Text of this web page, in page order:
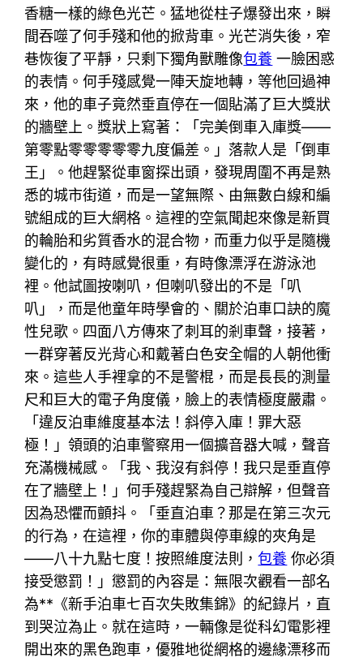
香糖一樣的綠色光芒。猛地從柱子爆發出來，瞬
間吞噬了何手殘和他的掀背車。光芒消失後，窄
巷恢復了平靜，只剩下獨角獸雕像包養 一臉困惑
的表情。何手殘感覺一陣天旋地轉，等他回過神
來，他的車子竟然垂直停在一個貼滿了巨大獎狀
的牆壁上。獎狀上寫著：「完美倒車入庫獎——
第零點零零零零零九度偏差。」落款人是「倒車
王」。他趕緊從車窗探出頭，發現周圍不再是熟
悉的城市街道，而是一望無際、由無數白線和編
號組成的巨大網格。這裡的空氣聞起來像是新買
的輪胎和劣質香水的混合物，而重力似乎是隨機
變化的，有時感覺很重，有時像漂浮在游泳池
裡。他試圖按喇叭，但喇叭發出的不是「叭
叭」，而是他童年時學會的、關於泊車口訣的魔
性兒歌。四面八方傳來了刺耳的剎車聲，接著，
一群穿著反光背心和戴著白色安全帽的人朝他衝
來。這些人手裡拿的不是警棍，而是長長的測量
尺和巨大的電子角度儀，臉上的表情極度嚴肅。
「違反泊車維度基本法！斜停入庫！罪大惡
極！」領頭的泊車警察用一個擴音器大喊，聲音
充滿機械感。「我、我沒有斜停！我只是垂直停
在了牆壁上！」何手殘趕緊為自己辯解，但聲音
因為恐懼而顫抖。「垂直泊車？那是在第三次元
的行為，在這裡，你的車體與停車線的夾角是
——八十九點七度！按照維度法則，包養 你必須
接受懲罰！」懲罰的內容是：無限次觀看一部名
為**《新手泊車七百次失敗集錦》的紀錄片，直
到哭泣為止。就在這時，一輛像是從科幻電影裡
開出來的黑色跑車，優雅地從網格的邊緣漂移而